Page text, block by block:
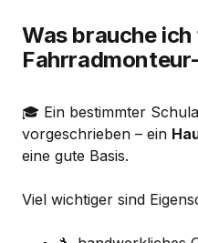
Was brauche
🎓 Ein bestimmter
vorgeschrieben – ein
eine gute Basis.
Viel wichtiger sind